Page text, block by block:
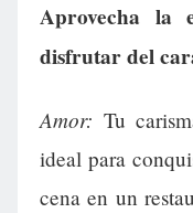
Aprovecha la
disfrutar del
Amor: Tu
ideal para
cena en un